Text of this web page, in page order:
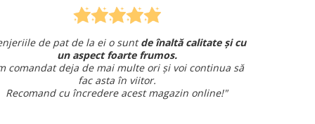
de înaltă calitate și cu
ori și voi continua să
magazin online!"
Am comandat o lenjerie de pat
și am avut o întrebare și
amabil.